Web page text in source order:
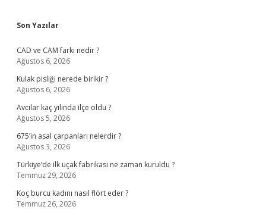
Sidebar
Son Yazılar
CAD ve CAM farkı nedir ?
Ağustos 6, 2026
Kulak pisliği nerede birikir ?
Ağustos 6, 2026
Avcılar kaç yılında ilçe oldu ?
Ağustos 5, 2026
675’in asal çarpanları nelerdir ?
Ağustos 3, 2026
Türkiye’de ilk uçak fabrikası ne zaman kuruldu ?
Temmuz 29, 2026
Koç burcu kadını nasıl flört eder ?
Temmuz 26, 2026